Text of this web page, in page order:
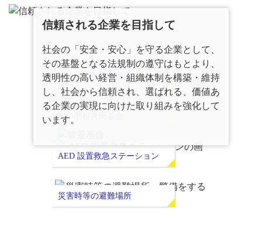
信頼される企業を目指して
社会の「安全・安心」を守る企業として、
その基盤となる法規制の遵守はもとより、
透明性の高い経営・組織体制を構築・維持
し、社会から信頼され、選ばれる、価値あ
る企業の実現に向けた取り組みを強化して
います。
やまぐち教育応援団
赤い羽根共同基金
AED 設置救急ステーション
災害時等の避難場所